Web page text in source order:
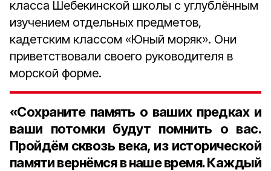
класса Шебекинской школы с углублённым
изучением отдельных предметов,
кадетским классом «Юный моряк». Они
приветствовали своего руководителя в
морской форме.
«Сохраните память о ваших предках и
ваши потомки будут помнить о вас.
Пройдём сквозь века, из исторической
памяти вернёмся в наше время. Каждый